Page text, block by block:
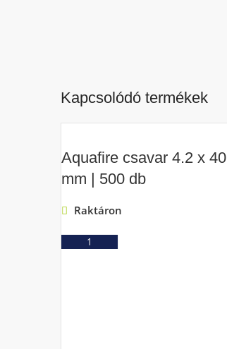
Kapcsolódó termékek
Aquafire csavar 4.2 x 40
mm | 500 db
Raktáron